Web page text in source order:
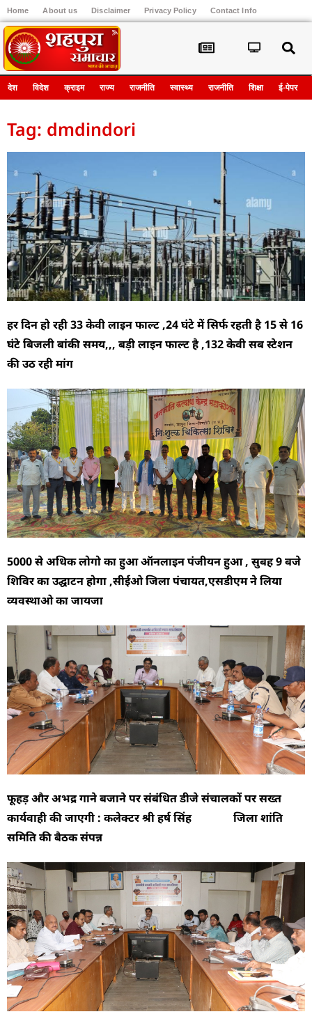
Home About us Disclaimer Privacy Policy Contact Info
देश विदेश क्राइम राज्य राजनीति स्वास्थ्य राजनीति शिक्षा ई-पेपर
Tag: dmdindori
हर दिन हो रही 33 केवी लाइन फाल्ट ,24 घंटे में सिर्फ रहती है 15 से 16
घंटे बिजली बांकी समय,,, बड़ी लाइन फाल्ट है ,132 केवी सब स्टेशन
की उठ रही मांग
5000 से अधिक लोगो का हुआ ऑनलाइन पंजीयन हुआ , सुबह 9 बजे
शिविर का उद्घाटन होगा ,सीईओ जिला पंचायत,एसडीएम ने लिया
व्यवस्थाओ का जायजा
फूहड़ और अभद्र गाने बजाने पर संबंधित डीजे संचालकों पर सख्त
कार्यवाही की जाएगी : कलेक्टर श्री हर्ष सिंह जिला शांति
समिति की बैठक संपन्न